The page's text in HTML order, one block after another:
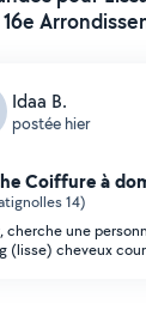
16e
Idaa B.
postée hier
Coiffure à
14)
cherche une
(lisse) cheveux